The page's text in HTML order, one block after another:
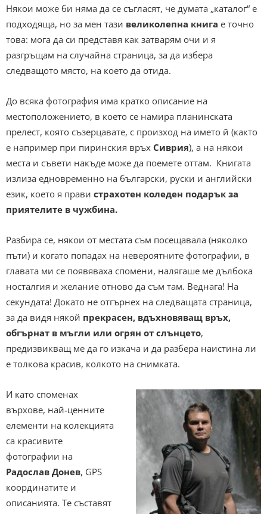
Някои може би няма да се съгласят, че думата „каталог“ е
подходяща, но за мен тази великолепна книга е точно
това: мога да си представя как затварям очи и я
разгръщам на случайна страница, за да избера
следващото място, на което да отида.
До всяка фотография има кратко описание на
местоположението, в което се намира планинската
прелест, която съзерцавате, с произход на името й (както
е например при пиринския връх Сиврия), а на някои
места и съвети накъде може да поемете оттам. Книгата
излиза едновременно на български, руски и английски
език, което я прави страхотен коледен подарък за
приятелите в чужбина.
Разбира се, някои от местата съм посещавала (няколко
пъти) и когато попадах на невероятните фотографии, в
главата ми се появяваха спомени, налягаше ме дълбока
носталгия и желание отново да съм там. Веднага! На
секундата! Докато не отгърнех на следващата страница,
за да видя някой прекрасен, вдъхновяващ връх,
обгърнат в мъгли или огрян от слънцето,
предизвикващ ме да го изкача и да разбера наистина ли
е толкова красив, колкото на снимката.
И като споменах
върхове, най-ценните
елементи на колекцията
са красивите
фотографии на
Радослав Донев, GPS
координатите и
описанията. Те съставят